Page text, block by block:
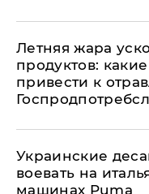
Летняя жара
продуктов:
привести к
Украинские
воевать на
машинах Puma